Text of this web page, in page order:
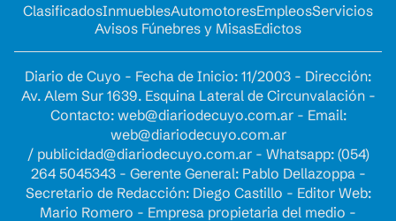
ClasificadosInmueblesAutomotoresEmpleosServicios
Avisos Fúnebres y MisasEdictos
Diario de Cuyo - Fecha de Inicio: 11/2003 - Dirección:
Av. Alem Sur 1639. Esquina Lateral de Circunvalación -
Contacto: web@diariodecuyo.com.ar- Email:
web@diariodecuyo.com.ar
/ publicidad@diariodecuyo.com.ar- Whatsapp: (054)
264 5045343 - Gerente General: Pablo Dellazoppa -
Secretario de Redacción: Diego Castillo - Editor Web:
Mario Romero - Empresa propietaria del medio -